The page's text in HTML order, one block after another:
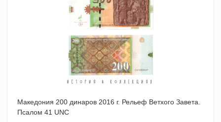
Македония 200 динаров 2016 г. Рельеф Ветхого Завета.
Псалом 41 UNC